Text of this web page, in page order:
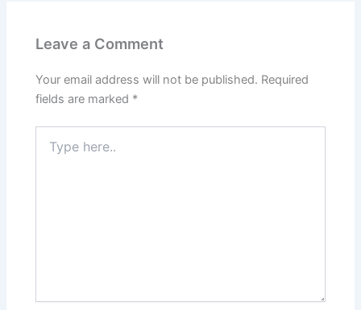
Leave a Comment
Your email address will not be published. Required
fields are marked *
here..